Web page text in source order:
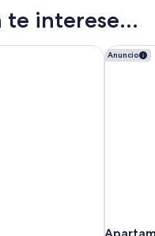
te interese...
Anuncio